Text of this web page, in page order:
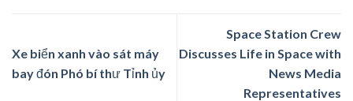
Xe biển xanh vào sát máy
bay đón Phó bí thư Tỉnh ủy
Space Station Crew
Discusses Life in Space with
News Media
Representatives